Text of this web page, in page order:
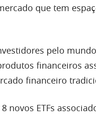
que tem
pelo
financeiros
financeiro
novos ETFs